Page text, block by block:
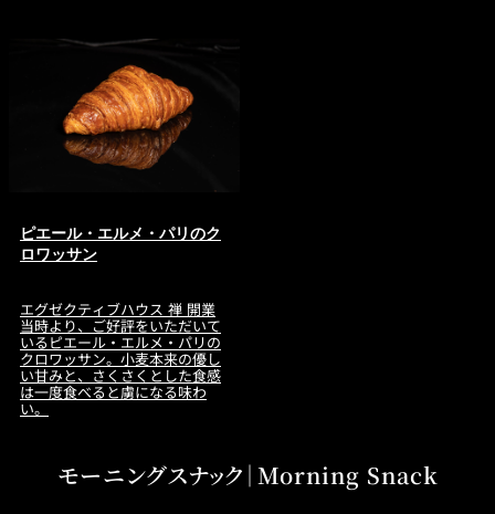
ピエール・エルメ・パリのク
ロワッサン
エグゼクティブハウス 禅 開業
当時より、ご好評をいただいて
いるピエール・エルメ・パリの
クロワッサン。小麦本来の優し
い甘みと、さくさくとした食感
は一度食べると虜になる味わ
い。
モーニングスナック｜Morning Snack